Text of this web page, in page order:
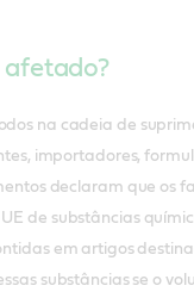
afetado?
na cadeia de
importadores,
declaram que os
de substâncias
em artigos
substâncias se o